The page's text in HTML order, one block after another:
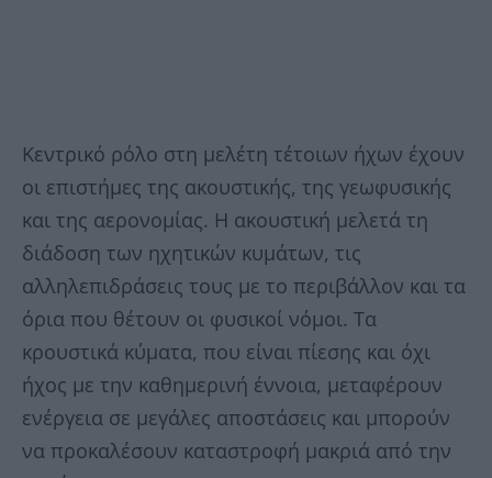
Κεντρικό ρόλο στη μελέτη τέτοιων ήχων έχουν
οι επιστήμες της ακουστικής, της γεωφυσικής
και της αερονομίας. Η ακουστική μελετά τη
διάδοση των ηχητικών κυμάτων, τις
αλληλεπιδράσεις τους με το περιβάλλον και τα
όρια που θέτουν οι φυσικοί νόμοι. Τα
κρουστικά κύματα, που είναι πίεσης και όχι
ήχος με την καθημερινή έννοια, μεταφέρουν
ενέργεια σε μεγάλες αποστάσεις και μπορούν
να προκαλέσουν καταστροφή μακριά από την